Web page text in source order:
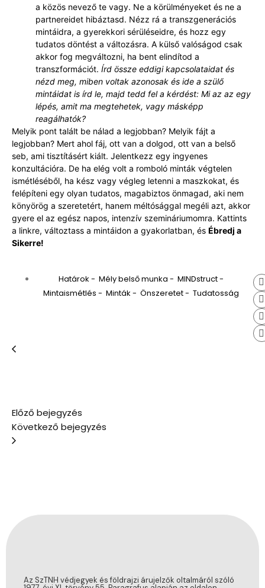
a közös nevező te vagy. Ne a körülményeket és ne a
partnereidet hibáztasd. Nézz rá a transzgenerációs
mintáidra, a gyerekkori sérüléseidre, és hozz egy
tudatos döntést a változásra. A külső valóságod csak
akkor fog megváltozni, ha bent elindítod a
transzformációt. Írd össze eddigi kapcsolataidat és
nézd meg, miben voltak azonosak és ide a szülő
mintáidat is írd le, majd tedd fel a kérdést: Mi az az egy
lépés, amit ma megtehetek, vagy másképp
reagálhatók?
Melyik pont talált be nálad a legjobban? Melyik fájt a
legjobban? Mert ahol fáj, ott van a dolgod, ott van a belső
seb, ami tisztításért kiált. Jelentkezz egy ingyenes
konzultációra. De ha elég volt a romboló minták végtelen
ismétléséből, ha kész vagy végleg letenni a maszkokat, és
felépíteni egy olyan tudatos, magabiztos önmagad, aki nem
könyörög a szeretetért, hanem méltósággal megéli azt, akkor
gyere el az egész napos, intenzív szemináriumomra. Kattints
a linkre, változtass a mintáidon a gyakorlatban, és Ébredj a
Sikerre!
Határok - Mély belső munka - MINDstruct-
Mintaismétlés - Minták - Önszeretet- Tudatosság
Előző bejegyzés
Következő bejegyzés
Az SzTNH védjegyek és földrajzi árujelzők oltalmáról szóló